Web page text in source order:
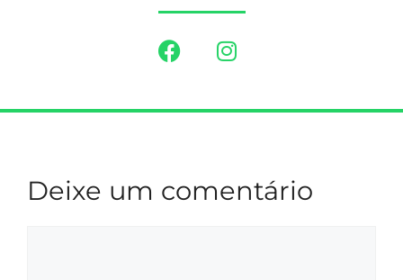
Deixe um comentário